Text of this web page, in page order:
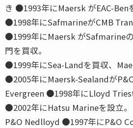
き ●1993年にMaersk がEAC-Ben
●1998年にSafmarineがCMB
●1999年にMaersk がSafmarine
門を買収。
●1999年にSea-Landを買収、
●2005年にMaersk-Sealandが
Evergreen ●1998年にLloyd
●2002年にHatsu Marineを設立。
P&O Nedlloyd ●1997年にP&O